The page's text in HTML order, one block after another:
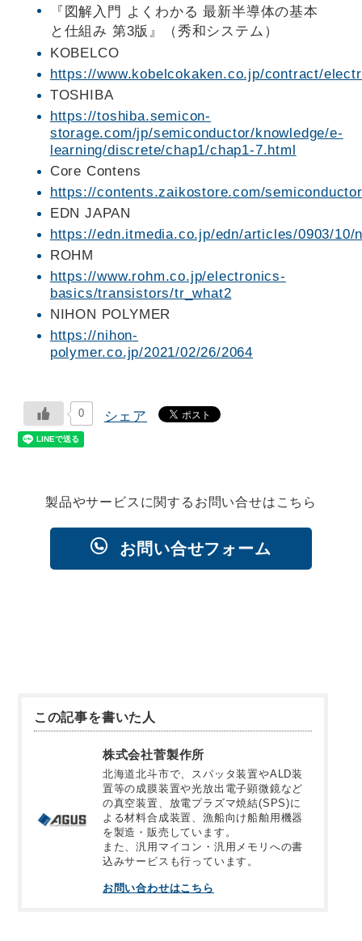
『図解入門 よくわかる 最新半導体の基本
と仕組み 第3版』（秀和システム）
KOBELCO
https://www.kobelcokaken.co.jp/contract/
TOSHIBA
https://toshiba.semicon-
storage.com/jp/semiconductor/knowledge/e-
learning/discrete/chap1/chap1-7.html
Core Contens
https://contents.zaikostore.com/
EDN JAPAN
https://edn.itmedia.co.jp/edn/articles/0903/10/
ROHM
https://www.rohm.co.jp/electronics-
basics/transistors/tr_what2
NIHON POLYMER
https://nihon-
polymer.co.jp/2021/02/26/2064
0 シェア
製品やサービスに関するお問い合せはこちら
お問い合せフォーム
この記事を書いた人
株式会社菅製作所
北海道北斗市で、スパッタ装置やALD装
置等の成膜装置や光放出電子顕微鏡など
の真空装置、放電プラズマ焼結(SPS)に
よる材料合成装置、漁船向け船舶用機器
を製造・販売しています。
また、汎用マイコン・汎用メモリへの書
込みサービスも行っています。
お問い合わせはこちら